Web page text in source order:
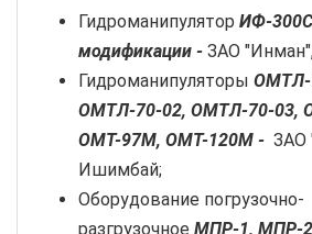
Гидроманипулятор ИФ-300С
модификации - ЗАО
Гидроманипуляторы ОМТЛ-
ОМТЛ-70-02, ОМТЛ-70-03,
ОМТ-97М, ОМТ-120М - ЗАО
Ишимбай;
Оборудование погрузочно-
разгрузочное МПР-1, МПР-